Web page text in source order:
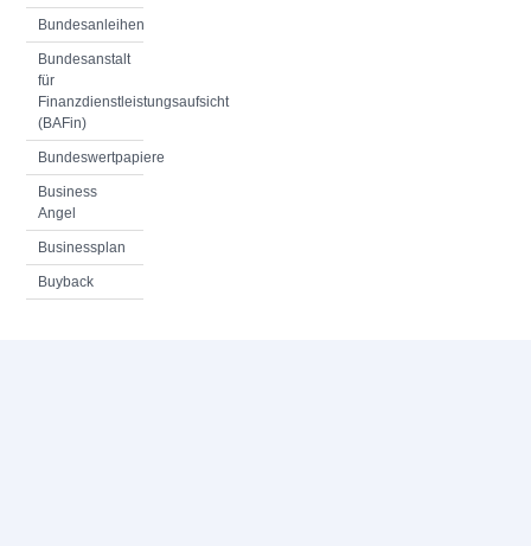
Bundesanleihen
Bundesanstalt
für
Finanzdienstleistungsaufsicht
(BAFin)
Bundeswertpapiere
Business
Angel
Businessplan
Buyback